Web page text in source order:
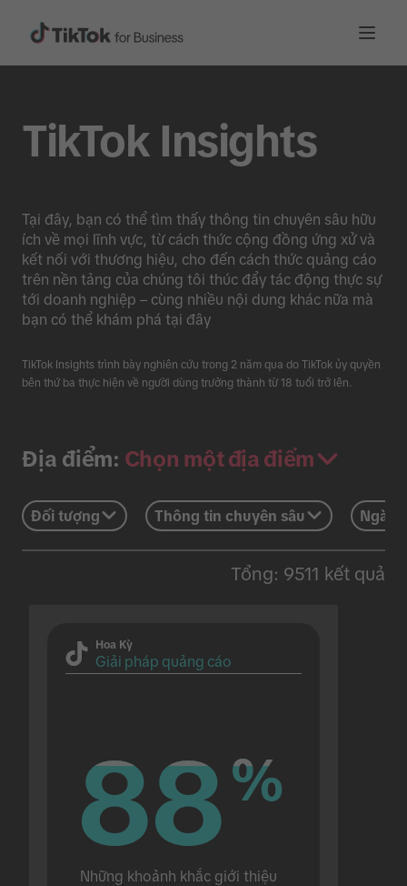
TikTok Insights
Tại đây, bạn có thể tìm thấy thông tin chuyên sâu hữu
ích về mọi lĩnh vực, từ cách thức cộng đồng ứng xử và
kết nối với thương hiệu, cho đến cách thức quảng cáo
trên nền tảng của chúng tôi thúc đẩy tác động thực sự
tới doanh nghiệp – cùng nhiều nội dung khác nữa mà
bạn có thể khám phá tại đây
TikTok Insights trình bày nghiên cứu trong 2 năm qua do TikTok ủy quyền
bên thứ ba thực hiện về người dùng trưởng thành từ 18 tuổi trở lên.
Địa điểm: Chọn một địa điểm
Đối tượng Thông tin chuyên sâu Ngành
Tổng: 9511 kết quả
Hoa Kỳ
Giải pháp quảng cáo
88%
88%
Những khoảnh khắc giới thiệu